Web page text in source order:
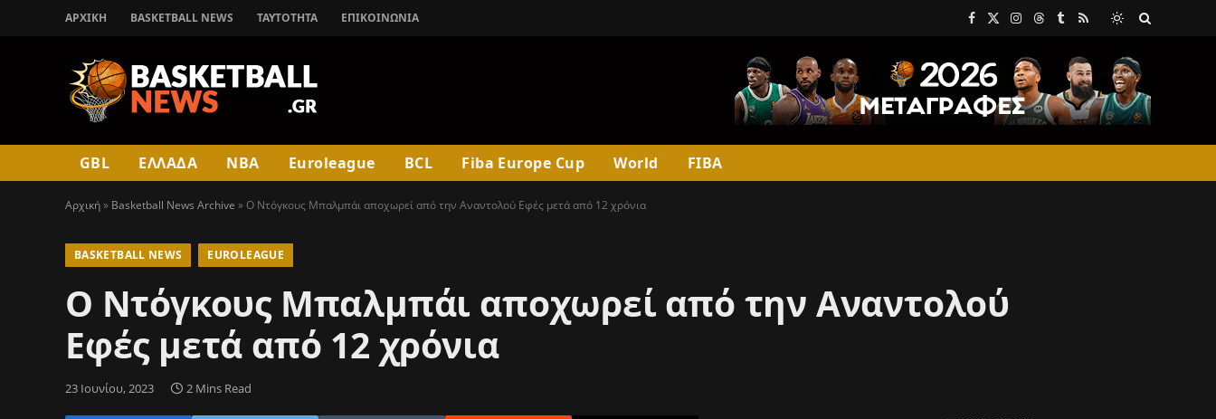
ΑΡΧΙΚΉ BASKETBALL NEWS ΤΑΥΤΟΤΗΤΑ ΕΠΙΚΟΙΝΩΝΊΑ Facebook
X
Instagram
Threads
Tumblr
RSS
GBL ΕΛΛΑΔΑ NBA Euroleague BCL Fiba Europe Cup World FIBA
Αρχική» Basketball News Archive »Ο Ντόγκους Μπαλμπάι αποχωρεί από την Αναντολού Εφές μετά από 12 χρόνια
BASKETBALL NEWS EUROLEAGUE
Ο Ντόγκους Μπαλμπάι αποχωρεί από την Αναντολού
Εφές μετά από 12 χρόνια
23 Ιουνίου, 2023 2 Mins Read